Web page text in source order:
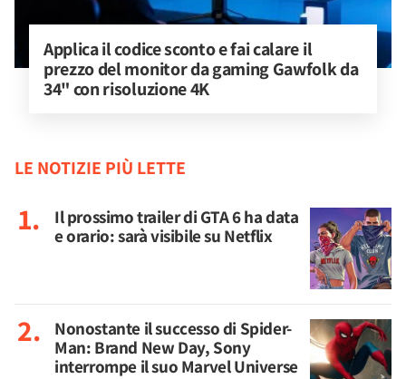
Applica il codice sconto e fai calare il
prezzo del monitor da gaming Gawfolk da
34" con risoluzione 4K
LE NOTIZIE PIÙ LETTE
Il prossimo trailer di GTA 6 ha data
e orario: sarà visibile su Netflix
Nonostante il successo di Spider-
Man: Brand New Day, Sony
interrompe il suo Marvel Universe